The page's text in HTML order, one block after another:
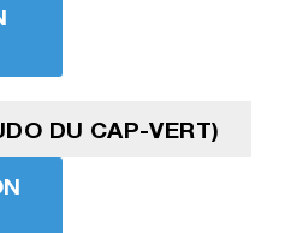
DU CAP-VERT)